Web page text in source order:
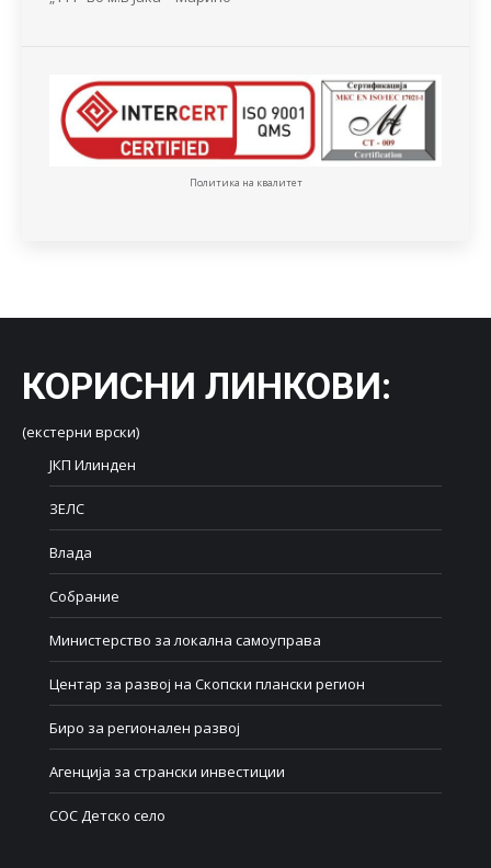
Политика на квалитет
КОРИСНИ ЛИНКОВИ:
(екстерни врски)
ЈКП Илинден
ЗЕЛС
Влада
Собрание
Министерство за локална самоуправа
Центар за развој на Скопски плански регион
Биро за регионален развој
Агенција за странски инвестиции
СОС Детско село